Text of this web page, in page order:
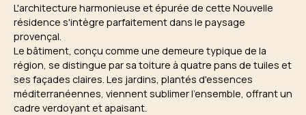
L'architecture harmonieuse et épurée de cette Nouvelle
résidence s'intègre parfaitement dans le paysage
provençal.
Le bâtiment, conçu comme une demeure typique de la
région, se distingue par sa toiture à quatre pans de tuiles et
ses façades claires. Les jardins, plantés d'essences
méditerranéennes, viennent sublimer l'ensemble, offrant un
cadre verdoyant et apaisant.